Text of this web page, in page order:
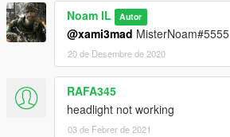
Noam IL Autor
@xami3mad MisterNoam#5555
20 de Desembre de 2020
RAFA345
headlight not working
03 de Febrer de 2021